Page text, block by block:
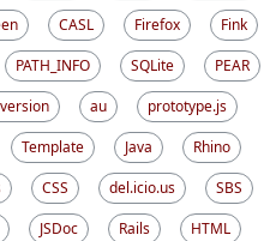
CASL Firefox
Fink
PATH_INFO SQLite
PEAR
au
prototype.js
Template Java
Rhino
CSS del.icio.us
SBS
JSDoc Rails
HTML